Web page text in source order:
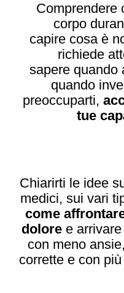
Comprendere
corpo
capire cosa è
richiede
sapere quando
quando
preoccuparti,
tue
Chiarirti le idee
medici, sui vari
come
dolore e
con meno
corrette e con